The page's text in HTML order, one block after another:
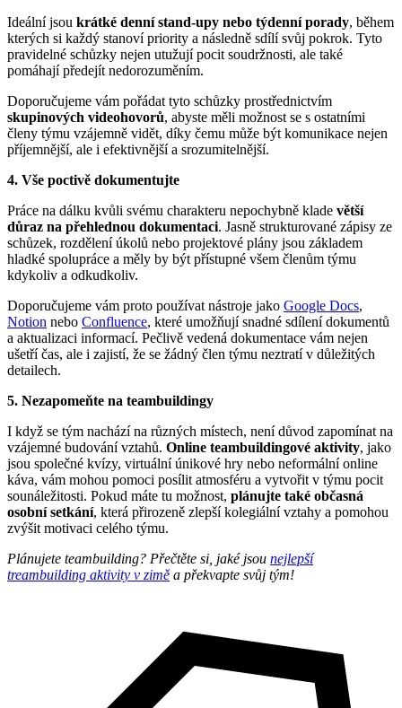
Ideální jsou krátké denní stand-upy nebo týdenní porady, během
kterých si každý stanoví priority a následně sdílí svůj pokrok. Tyto
pravidelné schůzky nejen utužují pocit soudržnosti, ale také
pomáhají předejít nedorozuměním.
Doporučujeme vám pořádat tyto schůzky prostřednictvím
skupinových videohovorů, abyste měli možnost se s ostatními
členy týmu vzájemně vidět, díky čemu může být komunikace nejen
příjemnější, ale i efektivnější a srozumitelnější.
4. Vše poctivě dokumentujte
Práce na dálku kvůli svému charakteru nepochybně klade větší
důraz na přehlednou dokumentaci. Jasně strukturované zápisy ze
schůzek, rozdělení úkolů nebo projektové plány jsou základem
hladké spolupráce a měly by být přístupné všem členům týmu
kdykoliv a odkudkoliv.
Doporučujeme vám proto používat nástroje jako Google Docs,
Notion nebo Confluence, které umožňují snadné sdílení dokumentů
a aktualizaci informací. Pečlivě vedená dokumentace vám nejen
ušetří čas, ale i zajistí, že se žádný člen týmu neztratí v důležitých
detailech.
5. Nezapomeňte na teambuildingy
I když se tým nachází na různých místech, není důvod zapomínat na
vzájemné budování vztahů. Online teambuildingové aktivity, jako
jsou společné kvízy, virtuální únikové hry nebo neformální online
káva, vám mohou pomoci posílit atmosféru a vytvořit v týmu pocit
sounáležitosti. Pokud máte tu možnost, plánujte také občasná
osobní setkání, která přirozeně zlepší kolegiální vztahy a pomohou
zvýšit motivaci celého týmu.
Plánujete teambuilding? Přečtěte si, jaké jsou nejlepší
treambuilding aktivity v zimě a překvapte svůj tým!